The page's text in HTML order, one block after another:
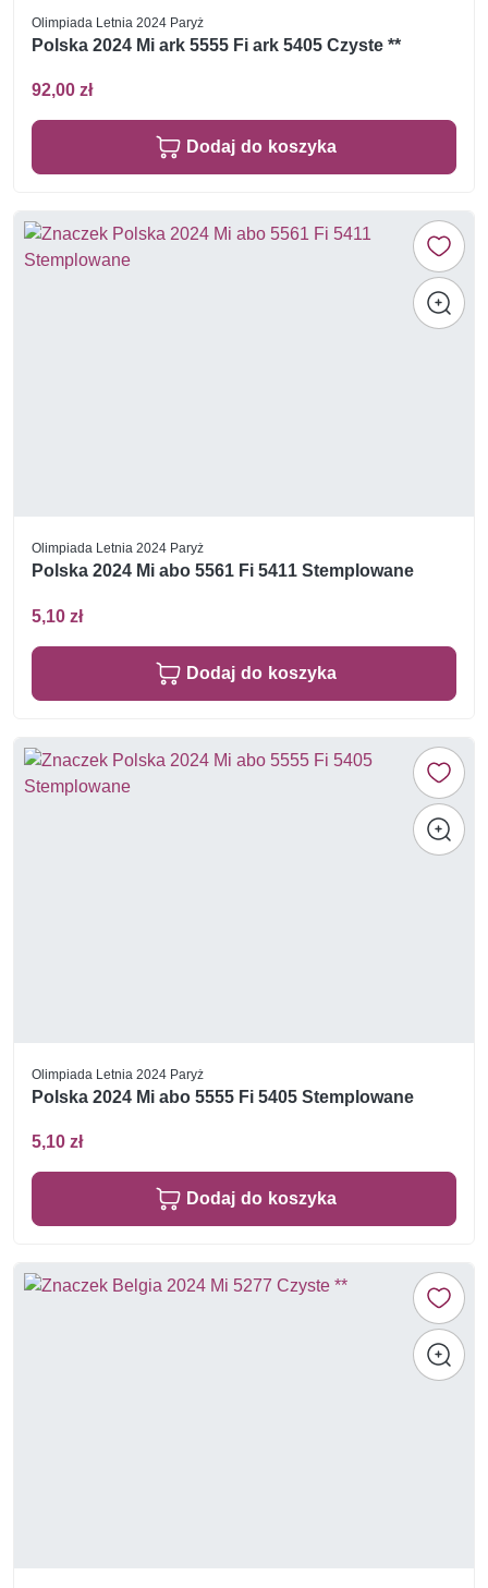
Olimpiada Letnia 2024 Paryż
Polska 2024 Mi ark 5555 Fi ark 5405 Czyste **
92,00 zł
Dodaj do koszyka
Olimpiada Letnia 2024 Paryż
Polska 2024 Mi abo 5561 Fi 5411 Stemplowane
5,10 zł
Dodaj do koszyka
Olimpiada Letnia 2024 Paryż
Polska 2024 Mi abo 5555 Fi 5405 Stemplowane
5,10 zł
Dodaj do koszyka